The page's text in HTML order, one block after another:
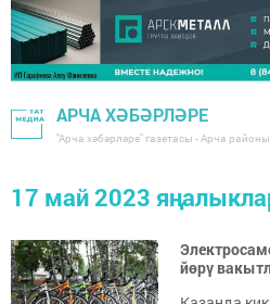
АРЧА ХӘБӘРЛӘРЕ
"Арча хәбәрләре" газетасы - Арча районы
17 май 2023
йөрү